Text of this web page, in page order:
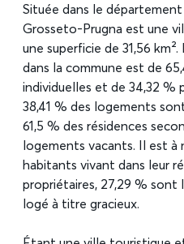
Située dans le
Grosseto-Prugna est une
une superficie de 31,56
dans la commune est de
individuelles et de 34,32 %
38,41 % des logements
61,5 % des résidences
logements vacants. Il est à
habitants vivant dans leur
propriétaires, 27,29 %
logé à titre gracieux.